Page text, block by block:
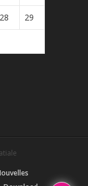
28 29